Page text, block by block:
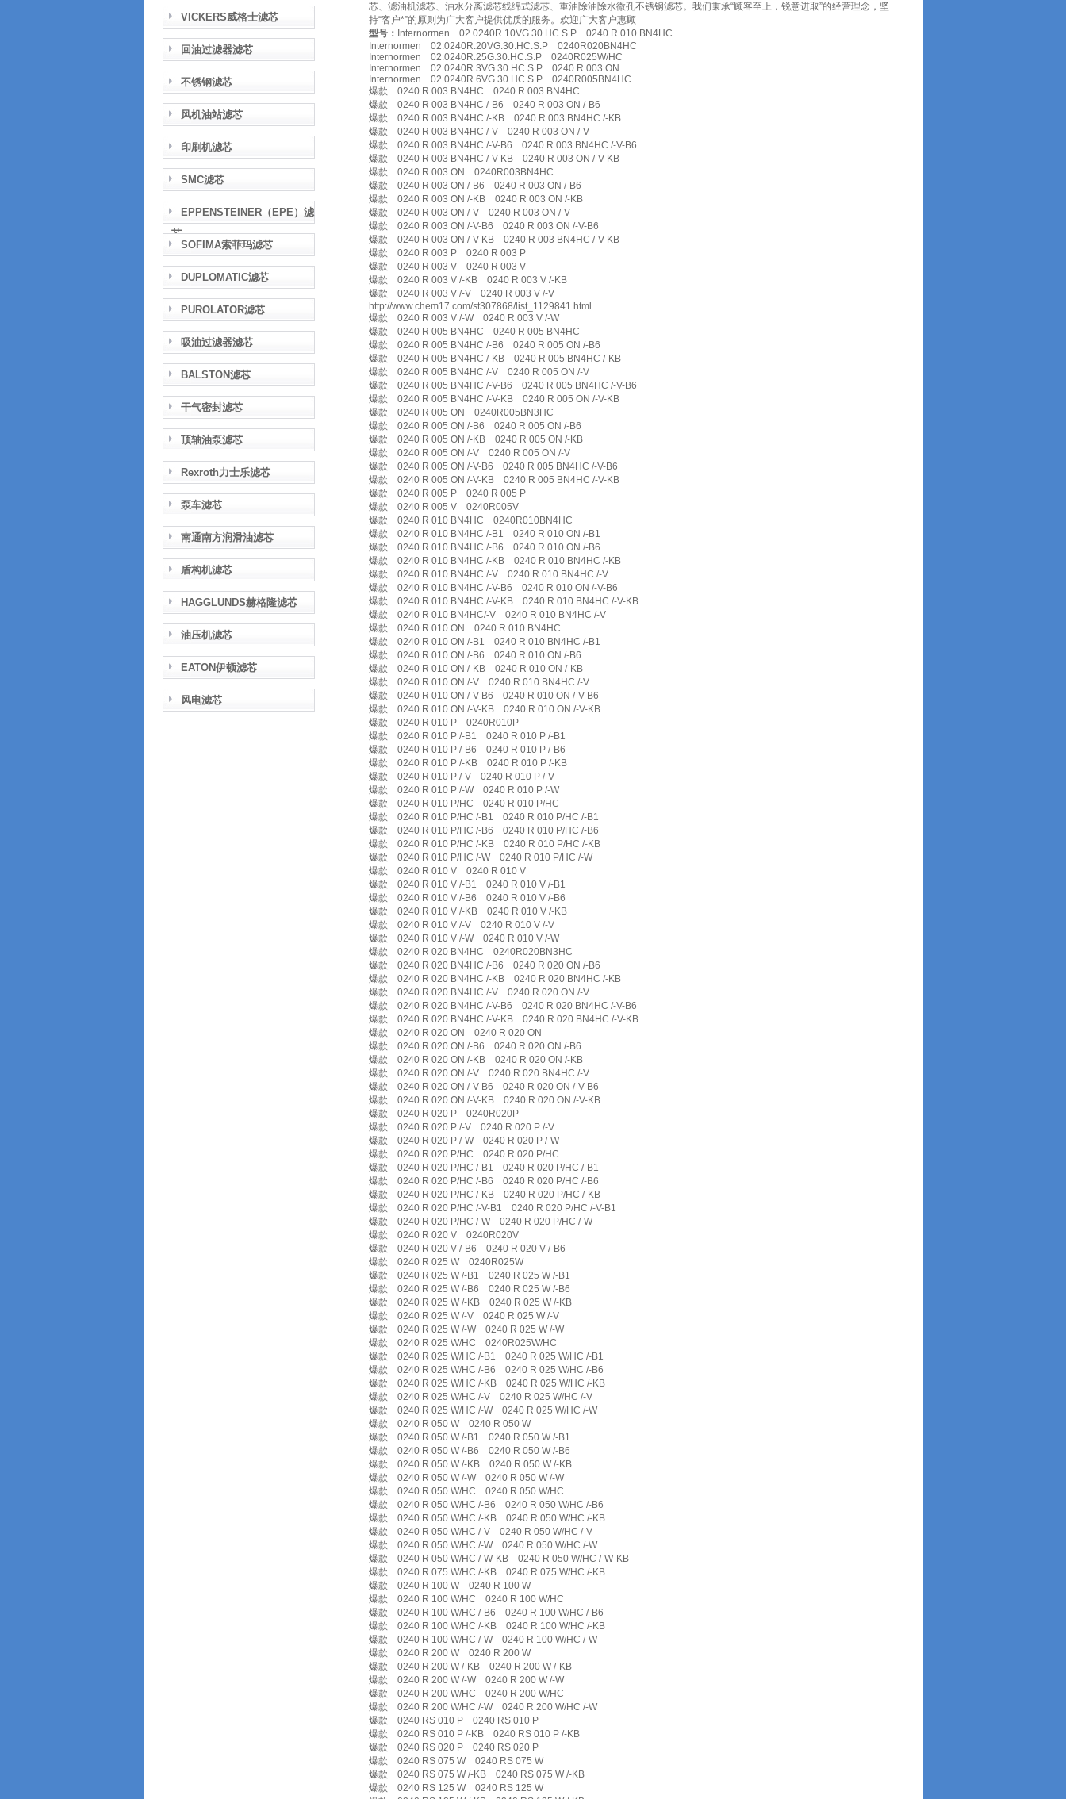
VICKERS威格士滤芯
回油过滤器滤芯
不锈钢滤芯
风机油站滤芯
印刷机滤芯
SMC滤芯
EPPENSTEINER（EPE）滤
芯
SOFIMA索菲玛滤芯
DUPLOMATIC滤芯
PUROLATOR滤芯
吸油过滤器滤芯
BALSTON滤芯
干气密封滤芯
顶轴油泵滤芯
Rexroth力士乐滤芯
泵车滤芯
南通南方润滑油滤芯
盾构机滤芯
HAGGLUNDS赫格隆滤芯
油压机滤芯
EATON伊顿滤芯
风电滤芯
芯、滤油机滤芯、油水分离滤芯线绵式滤芯、重油除油除水微孔不锈钢滤芯。我们秉承“顾客至上，锐意进取”的经营理念，坚
持“客户*”的原则为广大客户提供优质的服务。欢迎广大客户惠顾
型号： Internormen 02.0240R.10VG.30.HC.S.P 0240 R 010 BN4HC
Internormen 02.0240R.20VG.30.HC.S.P 0240R020BN4HC
Internormen 02.0240R.25G.30.HC.S.P 0240R025W/HC
Internormen 02.0240R.3VG.30.HC.S.P 0240 R 003 ON
Internormen 02.0240R.6VG.30.HC.S.P 0240R005BN4HC
爆款 0240 R 003 BN4HC 0240 R 003 BN4HC
爆款 0240 R 003 BN4HC /-B6 0240 R 003 ON /-B6
爆款 0240 R 003 BN4HC /-KB 0240 R 003 BN4HC /-KB
爆款 0240 R 003 BN4HC /-V 0240 R 003 ON /-V
爆款 0240 R 003 BN4HC /-V-B6 0240 R 003 BN4HC /-V-B6
爆款 0240 R 003 BN4HC /-V-KB 0240 R 003 ON /-V-KB
爆款 0240 R 003 ON 0240R003BN4HC
爆款 0240 R 003 ON /-B6 0240 R 003 ON /-B6
爆款 0240 R 003 ON /-KB 0240 R 003 ON /-KB
爆款 0240 R 003 ON /-V 0240 R 003 ON /-V
爆款 0240 R 003 ON /-V-B6 0240 R 003 ON /-V-B6
爆款 0240 R 003 ON /-V-KB 0240 R 003 BN4HC /-V-KB
爆款 0240 R 003 P 0240 R 003 P
爆款 0240 R 003 V 0240 R 003 V
爆款 0240 R 003 V /-KB 0240 R 003 V /-KB
爆款 0240 R 003 V /-V 0240 R 003 V /-V
http://www.chem17.com/st307868/list_1129841.html
爆款 0240 R 003 V /-W 0240 R 003 V /-W
爆款 0240 R 005 BN4HC 0240 R 005 BN4HC
爆款 0240 R 005 BN4HC /-B6 0240 R 005 ON /-B6
爆款 0240 R 005 BN4HC /-KB 0240 R 005 BN4HC /-KB
爆款 0240 R 005 BN4HC /-V 0240 R 005 ON /-V
爆款 0240 R 005 BN4HC /-V-B6 0240 R 005 BN4HC /-V-B6
爆款 0240 R 005 BN4HC /-V-KB 0240 R 005 ON /-V-KB
爆款 0240 R 005 ON 0240R005BN3HC
爆款 0240 R 005 ON /-B6 0240 R 005 ON /-B6
爆款 0240 R 005 ON /-KB 0240 R 005 ON /-KB
爆款 0240 R 005 ON /-V 0240 R 005 ON /-V
爆款 0240 R 005 ON /-V-B6 0240 R 005 BN4HC /-V-B6
爆款 0240 R 005 ON /-V-KB 0240 R 005 BN4HC /-V-KB
爆款 0240 R 005 P 0240 R 005 P
爆款 0240 R 005 V 0240R005V
爆款 0240 R 010 BN4HC 0240R010BN4HC
爆款 0240 R 010 BN4HC /-B1 0240 R 010 ON /-B1
爆款 0240 R 010 BN4HC /-B6 0240 R 010 ON /-B6
爆款 0240 R 010 BN4HC /-KB 0240 R 010 BN4HC /-KB
爆款 0240 R 010 BN4HC /-V 0240 R 010 BN4HC /-V
爆款 0240 R 010 BN4HC /-V-B6 0240 R 010 ON /-V-B6
爆款 0240 R 010 BN4HC /-V-KB 0240 R 010 BN4HC /-V-KB
爆款 0240 R 010 BN4HC/-V 0240 R 010 BN4HC /-V
爆款 0240 R 010 ON 0240 R 010 BN4HC
爆款 0240 R 010 ON /-B1 0240 R 010 BN4HC /-B1
爆款 0240 R 010 ON /-B6 0240 R 010 ON /-B6
爆款 0240 R 010 ON /-KB 0240 R 010 ON /-KB
爆款 0240 R 010 ON /-V 0240 R 010 BN4HC /-V
爆款 0240 R 010 ON /-V-B6 0240 R 010 ON /-V-B6
爆款 0240 R 010 ON /-V-KB 0240 R 010 ON /-V-KB
爆款 0240 R 010 P 0240R010P
爆款 0240 R 010 P /-B1 0240 R 010 P /-B1
爆款 0240 R 010 P /-B6 0240 R 010 P /-B6
爆款 0240 R 010 P /-KB 0240 R 010 P /-KB
爆款 0240 R 010 P /-V 0240 R 010 P /-V
爆款 0240 R 010 P /-W 0240 R 010 P /-W
爆款 0240 R 010 P/HC 0240 R 010 P/HC
爆款 0240 R 010 P/HC /-B1 0240 R 010 P/HC /-B1
爆款 0240 R 010 P/HC /-B6 0240 R 010 P/HC /-B6
爆款 0240 R 010 P/HC /-KB 0240 R 010 P/HC /-KB
爆款 0240 R 010 P/HC /-W 0240 R 010 P/HC /-W
爆款 0240 R 010 V 0240 R 010 V
爆款 0240 R 010 V /-B1 0240 R 010 V /-B1
爆款 0240 R 010 V /-B6 0240 R 010 V /-B6
爆款 0240 R 010 V /-KB 0240 R 010 V /-KB
爆款 0240 R 010 V /-V 0240 R 010 V /-V
爆款 0240 R 010 V /-W 0240 R 010 V /-W
爆款 0240 R 020 BN4HC 0240R020BN3HC
爆款 0240 R 020 BN4HC /-B6 0240 R 020 ON /-B6
爆款 0240 R 020 BN4HC /-KB 0240 R 020 BN4HC /-KB
爆款 0240 R 020 BN4HC /-V 0240 R 020 ON /-V
爆款 0240 R 020 BN4HC /-V-B6 0240 R 020 BN4HC /-V-B6
爆款 0240 R 020 BN4HC /-V-KB 0240 R 020 BN4HC /-V-KB
爆款 0240 R 020 ON 0240 R 020 ON
爆款 0240 R 020 ON /-B6 0240 R 020 ON /-B6
爆款 0240 R 020 ON /-KB 0240 R 020 ON /-KB
爆款 0240 R 020 ON /-V 0240 R 020 BN4HC /-V
爆款 0240 R 020 ON /-V-B6 0240 R 020 ON /-V-B6
爆款 0240 R 020 ON /-V-KB 0240 R 020 ON /-V-KB
爆款 0240 R 020 P 0240R020P
爆款 0240 R 020 P /-V 0240 R 020 P /-V
爆款 0240 R 020 P /-W 0240 R 020 P /-W
爆款 0240 R 020 P/HC 0240 R 020 P/HC
爆款 0240 R 020 P/HC /-B1 0240 R 020 P/HC /-B1
爆款 0240 R 020 P/HC /-B6 0240 R 020 P/HC /-B6
爆款 0240 R 020 P/HC /-KB 0240 R 020 P/HC /-KB
爆款 0240 R 020 P/HC /-V-B1 0240 R 020 P/HC /-V-B1
爆款 0240 R 020 P/HC /-W 0240 R 020 P/HC /-W
爆款 0240 R 020 V 0240R020V
爆款 0240 R 020 V /-B6 0240 R 020 V /-B6
爆款 0240 R 025 W 0240R025W
爆款 0240 R 025 W /-B1 0240 R 025 W /-B1
爆款 0240 R 025 W /-B6 0240 R 025 W /-B6
爆款 0240 R 025 W /-KB 0240 R 025 W /-KB
爆款 0240 R 025 W /-V 0240 R 025 W /-V
爆款 0240 R 025 W /-W 0240 R 025 W /-W
爆款 0240 R 025 W/HC 0240R025W/HC
爆款 0240 R 025 W/HC /-B1 0240 R 025 W/HC /-B1
爆款 0240 R 025 W/HC /-B6 0240 R 025 W/HC /-B6
爆款 0240 R 025 W/HC /-KB 0240 R 025 W/HC /-KB
爆款 0240 R 025 W/HC /-V 0240 R 025 W/HC /-V
爆款 0240 R 025 W/HC /-W 0240 R 025 W/HC /-W
爆款 0240 R 050 W 0240 R 050 W
爆款 0240 R 050 W /-B1 0240 R 050 W /-B1
爆款 0240 R 050 W /-B6 0240 R 050 W /-B6
爆款 0240 R 050 W /-KB 0240 R 050 W /-KB
爆款 0240 R 050 W /-W 0240 R 050 W /-W
爆款 0240 R 050 W/HC 0240 R 050 W/HC
爆款 0240 R 050 W/HC /-B6 0240 R 050 W/HC /-B6
爆款 0240 R 050 W/HC /-KB 0240 R 050 W/HC /-KB
爆款 0240 R 050 W/HC /-V 0240 R 050 W/HC /-V
爆款 0240 R 050 W/HC /-W 0240 R 050 W/HC /-W
爆款 0240 R 050 W/HC /-W-KB 0240 R 050 W/HC /-W-KB
爆款 0240 R 075 W/HC /-KB 0240 R 075 W/HC /-KB
爆款 0240 R 100 W 0240 R 100 W
爆款 0240 R 100 W/HC 0240 R 100 W/HC
爆款 0240 R 100 W/HC /-B6 0240 R 100 W/HC /-B6
爆款 0240 R 100 W/HC /-KB 0240 R 100 W/HC /-KB
爆款 0240 R 100 W/HC /-W 0240 R 100 W/HC /-W
爆款 0240 R 200 W 0240 R 200 W
爆款 0240 R 200 W /-KB 0240 R 200 W /-KB
爆款 0240 R 200 W /-W 0240 R 200 W /-W
爆款 0240 R 200 W/HC 0240 R 200 W/HC
爆款 0240 R 200 W/HC /-W 0240 R 200 W/HC /-W
爆款 0240 RS 010 P 0240 RS 010 P
爆款 0240 RS 010 P /-KB 0240 RS 010 P /-KB
爆款 0240 RS 020 P 0240 RS 020 P
爆款 0240 RS 075 W 0240 RS 075 W
爆款 0240 RS 075 W /-KB 0240 RS 075 W /-KB
爆款 0240 RS 125 W 0240 RS 125 W